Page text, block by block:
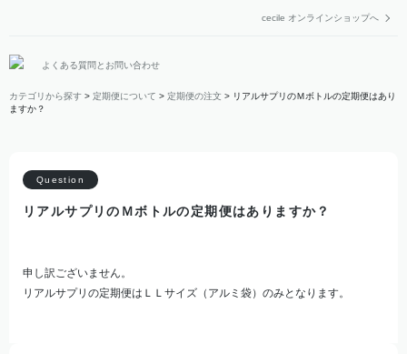
cecile オンラインショップへ
よくある質問とお問い合わせ
カテゴリから探す > 定期便について > 定期便の注文 > リアルサプリのＭボトルの定期便はあり
ますか？
リアルサプリのＭボトルの定期便はありますか？
申し訳ございません。
リアルサプリの定期便はＬＬサイズ（アルミ袋）のみとなります。